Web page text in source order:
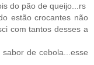
do pão de queijo...rs
estão crocantes não
com tantos desses a
de cebola...esse